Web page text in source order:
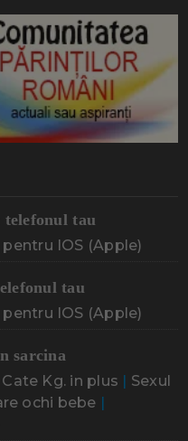
telefonul tau
pentru IOS (Apple)
tau
pentru IOS (Apple)
sarcina
Cate Kg. in plus | Sexul
ochi bebe |